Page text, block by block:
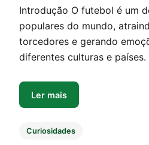
Introdução O futebol é um
populares do mundo,
torcedores e gerando
diferentes culturas e
Ler mais
Curiosidades